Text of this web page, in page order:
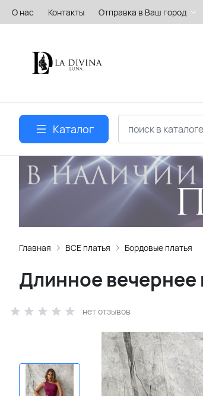
О нас Контакты Отправка в Ваш город
Каталог
Главная ВСЕ платья Бордовые платья
Длинное вечернее
нет отзывов